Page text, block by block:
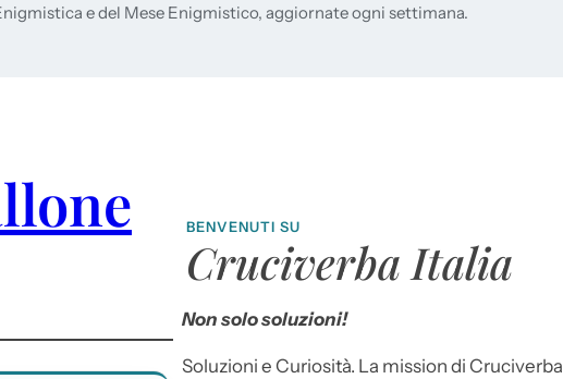
e del Mese Enigmistico, aggiornate ogni settimana.
BENVENUTI SU
Cruciverba Italia
Non solo soluzioni!
Soluzioni e Curiosità. La mission di Cruciverba